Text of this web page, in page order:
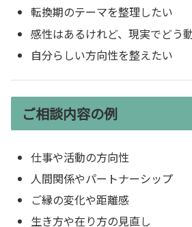
転換期のテーマを整理したい
感性はあるけれど、現実でどう
自分らしい方向性を整えたい
ご相談内容の例
仕事や活動の方向性
人間関係やパートナーシップ
ご縁の変化や距離感
生き方や在り方の見直し